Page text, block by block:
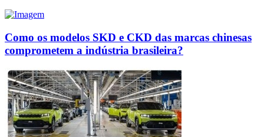
Como os modelos SKD e CKD das marcas chinesas
comprometem a indústria brasileira?